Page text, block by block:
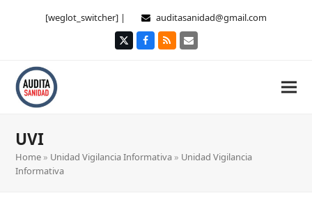
[weglot_switcher] | auditasanidad@gmail.com
TwitterFacebook
RSS Correo
UVI
Home » Unidad Vigilancia Informativa » Unidad Vigilancia
Informativa